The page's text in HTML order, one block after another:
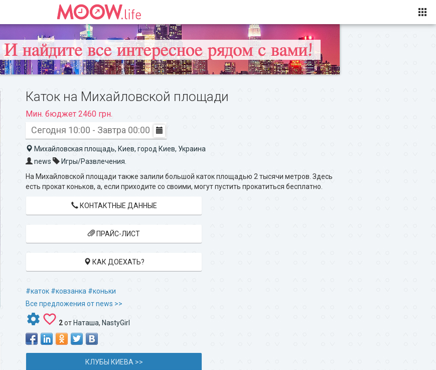
Каток на Михайловской площади
Мин. бюджет 2460 грн.
Сегодня 10:00 - Завтра 00:00
Михайловская площадь, Киев, город Киев, Украина
news
Игры/Развлечения.
На Михайловской площади также залили большой каток площадью 2 тысячи метров. Здесь
есть прокат коньков, а, если приходите со своими, могут пустить прокатиться бесплатно.
КОНТАКТНЫЕ ДАННЫЕ
ПРАЙС-ЛИСТ
КАК ДОЕХАТЬ?
#каток #ковзанка #коньки
Все предложения от news >>
2 от Наташа, NastyGirl
КЛУБЫ КИЕВА >>